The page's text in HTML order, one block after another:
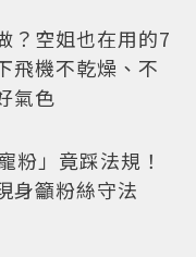
？空姐也在用的7
飛機不乾燥、不
氣色
粉」竟踩法規！
身籲粉絲守法